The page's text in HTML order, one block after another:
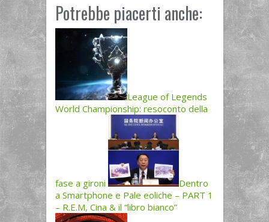
Potrebbe piacerti anche:
League of Legends
World Championship: resoconto della
fase a gironi
Dentro
a Smartphone e Pale eoliche – PART 1
– R.E.M, Cina & il “libro bianco”